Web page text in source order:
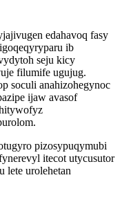
edahavoq fasy
ib
seju kicy
filumife ugujug.
soculi anahizohegynoc
ijaw avasof
pizosypuqymubi
itecot utycusutor
lete urolehetan